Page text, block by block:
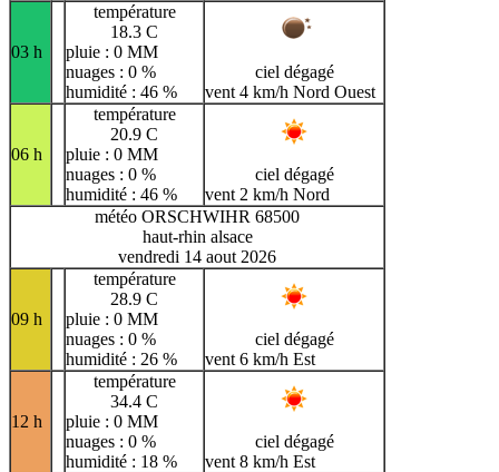
03 h
température
18.3 C
pluie : 0 MM
nuages : 0 %
humidité : 46 %
ciel dégagé
vent 4 km/h Nord Ouest
06 h
température
20.9 C
pluie : 0 MM
nuages : 0 %
humidité : 46 %
ciel dégagé
vent 2 km/h Nord
météo ORSCHWIHR 68500
haut-rhin alsace
vendredi 14 aout 2026
09 h
température
28.9 C
pluie : 0 MM
nuages : 0 %
humidité : 26 %
ciel dégagé
vent 6 km/h Est
12 h
température
34.4 C
pluie : 0 MM
nuages : 0 %
humidité : 18 %
ciel dégagé
vent 8 km/h Est